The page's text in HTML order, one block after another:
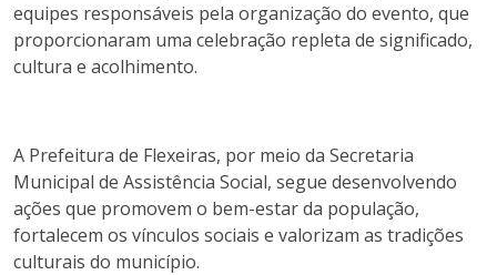
equipes responsáveis pela organização do evento, que
proporcionaram uma celebração repleta de significado,
cultura e acolhimento.
A Prefeitura de Flexeiras, por meio da Secretaria
Municipal de Assistência Social, segue desenvolvendo
ações que promovem o bem-estar da população,
fortalecem os vínculos sociais e valorizam as tradições
culturais do município.